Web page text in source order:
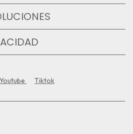
Youtube Tiktok